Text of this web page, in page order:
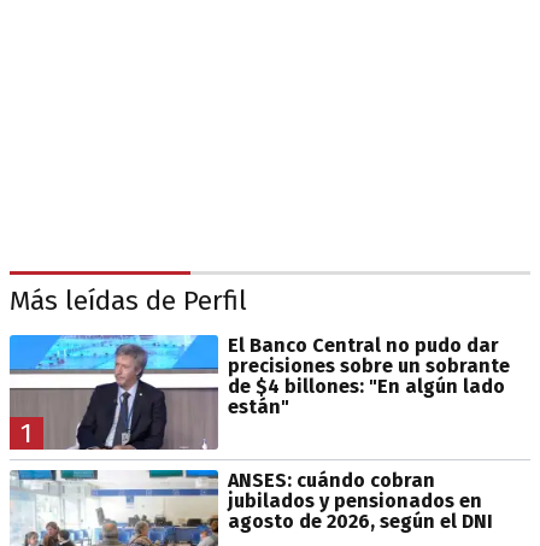
Más leídas de Perfil
1
El Banco Central no pudo dar
precisiones sobre un sobrante
de $4 billones: "En algún lado
están"
ANSES: cuándo cobran
jubilados y pensionados en
agosto de 2026, según el DNI